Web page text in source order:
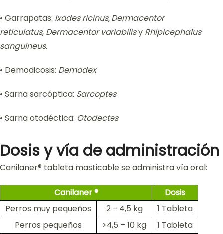
• Garrapatas: Ixodes ricinus, Dermacentor
reticulatus, Dermacentor variabilisy Rhipicephalus
sanguineus.
• Demodicosis: Demodex
• Sarna sarcóptica: Sarcoptes
• Sarna otodéctica: Otodectes
Dosis y vía de administración
Canilaner® tableta masticable se administra vía oral:
Canilaner ®
Dosis
Perros muy pequeños
2 – 4,5 kg
1 Tableta
Perros pequeños
>4,5 – 10 kg
1 Tableta